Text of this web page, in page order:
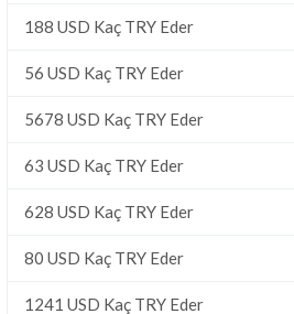
188 USD Kaç TRY Eder
56 USD Kaç TRY Eder
5678 USD Kaç TRY Eder
63 USD Kaç TRY Eder
628 USD Kaç TRY Eder
80 USD Kaç TRY Eder
1241 USD Kaç TRY Eder